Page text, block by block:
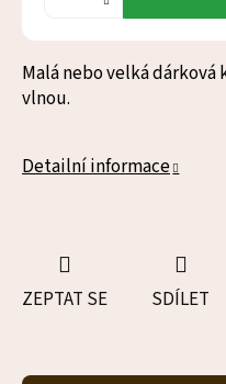
Malá nebo velká
vlnou.
Detailní informace
ZEPTAT SE SDÍLET